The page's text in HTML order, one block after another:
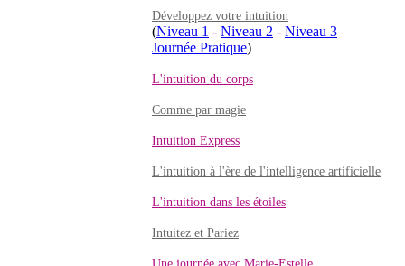
Développez votre intuition
(Niveau 1 - Niveau 2 - Niveau 3
Journée Pratique)
L'intuition du corps
Comme par magie
Intuition Express
L'intuition à l'ère de l'intelligence artificielle
L'intuition dans les étoiles
Intuitez et Pariez